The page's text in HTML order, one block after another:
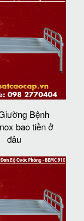
Bệnh
bao tiền ở
đâu